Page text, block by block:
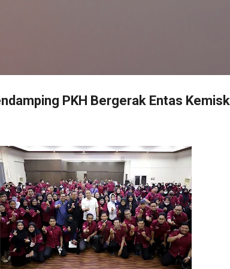
PKH Bergerak Entas